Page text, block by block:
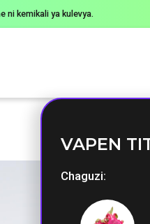
ni kemikali ya kulevya.
VAPEN
Chaguzi